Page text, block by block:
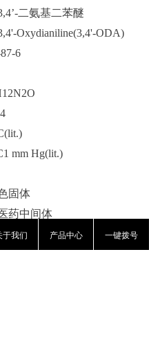
二氨基二苯醚
Oxydianiline(3,4'-ODA)
6
mm Hg(lit.)
固体
药中间体
于我们 产品中心 一键拨号